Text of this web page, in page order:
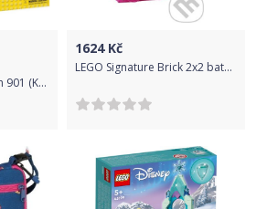
nejvyšší bezpečnostní standardy
Cobi 2256 1937 Horch 901 (Kfz. 15)
1624Kč
LEGO Signature Brick 2x2 batoh - jasne červený/fialový - LEGO